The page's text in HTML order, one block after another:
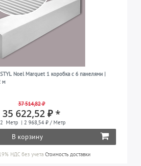
Noel Marquet 1 коробка с 6 панелями |
м
37 514,82 ₽
35 622,52 ₽ *
Метр | 2 968,54 ₽ / Метр
В корзину
НДС без учета Стоимость доставки